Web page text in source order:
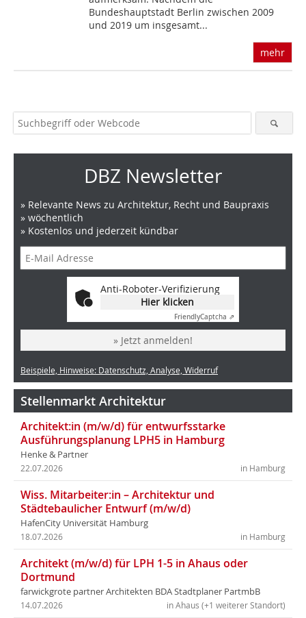
Bundeshauptstadt Berlin zwischen 2009
und 2019 um insgesamt...
mehr
DBZ Newsletter
» Relevante News zu Architektur, Recht und Baupraxis
» wöchentlich
» Kostenlos und jederzeit kündbar
Anti-Roboter-Verifizierung
Hier klicken
FriendlyCaptcha ⇗
» Jetzt anmelden!
Beispiele, Hinweise: Datenschutz, Analyse, Widerruf
Stellenmarkt Architektur
Architekt:in (m/w/d) für entwurfsstarke
Ausführungsplanung LPH5 in Hamburg
Henke & Partner
in Hamburg
22.07.2026
Wiss. Mitarbeiter:in – Architektur und
Städtebaulicher Entwurf (m/w/d)
HafenCity Universität Hamburg
in Hamburg
18.07.2026
Architekt (m/w/d) für LPH 1-5 in Ahaus oder
Dortmund
farwickgrote partner Architekten BDA Stadtplaner PartmbB
in Ahaus (+1 weiterer Standort)
14.07.2026